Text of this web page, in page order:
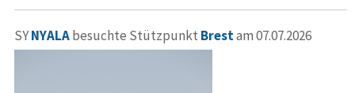
SYNYALAbesuchte Stützpunkt Brestam 07.07.2026